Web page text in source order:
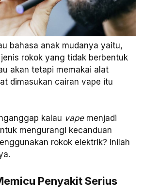
bahasa anak mudanya yaitu,
rokok yang tidak berbentuk
akan tetapi memakai alat
dimasukan cairan vape itu
kalau vape menjadi
mengurangi kecanduan
rokok elektrik? Inilah
Penyakit Serius